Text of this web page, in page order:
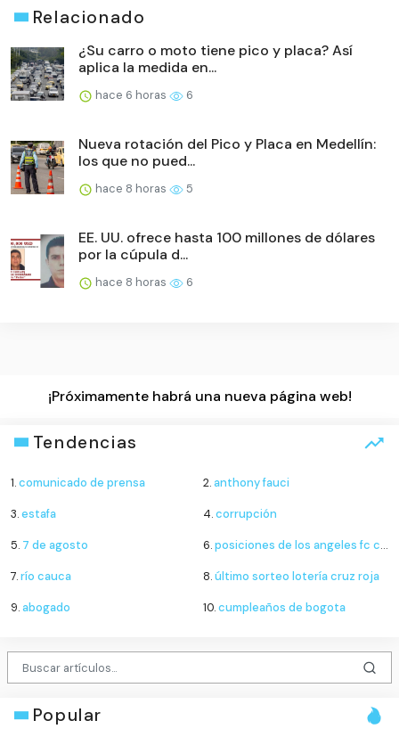
Relacionado
¿Su carro o moto tiene pico y placa? Así
aplica la medida en...
hace 6 horas 6
Nueva rotación del Pico y Placa en Medellín:
los que no pued...
hace 8 horas 5
EE. UU. ofrece hasta 100 millones de dólares
por la cúpula d...
hace 8 horas 6
¡Próximamente habrá una nueva página web!
Tendencias
1.comunicado de prensa 2.anthony fauci
3.estafa 4.corrupción
5. 7 de agosto 6.posiciones de los angeles fc contra club deportivo guadalajara
7.río cauca 8.último sorteo lotería cruz roja
9.abogado 10.cumpleaños de bogota
Popular